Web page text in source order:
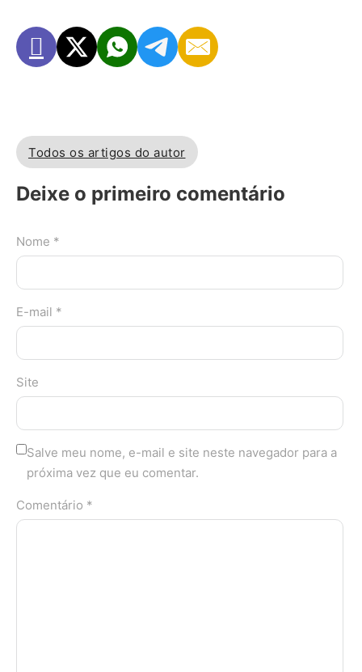
Todos os artigos do autor
Deixe o primeiro comentário
Nome *
E-mail *
Site
Salve meu nome, e-mail e site neste navegador para a
próxima vez que eu comentar.
Comentário *